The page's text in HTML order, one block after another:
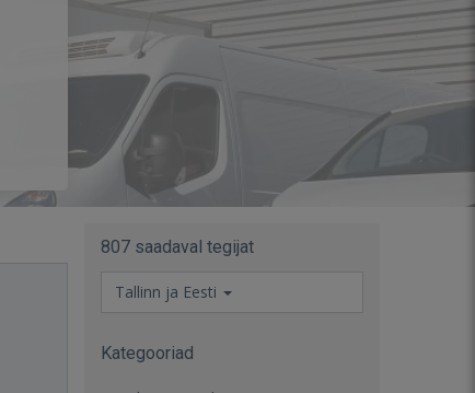
807 saadaval tegijat
Tallinn ja Eesti
Kategooriad